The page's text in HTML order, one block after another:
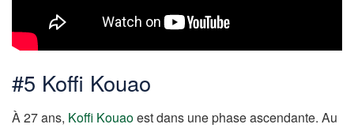
#5 Koffi Kouao
À 27 ans, Koffi Kouaoest dans une phase ascendante. Au